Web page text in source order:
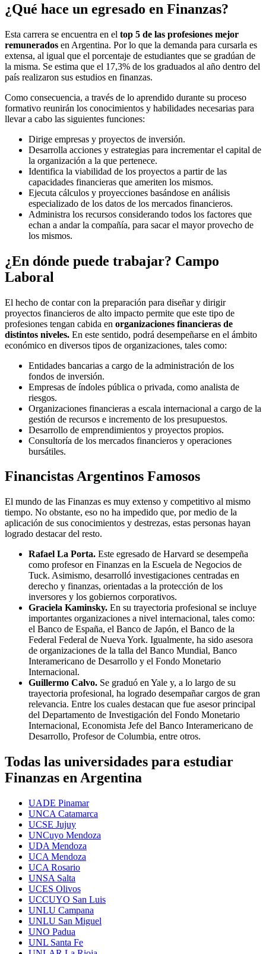
¿Qué hace un egresado en Finanzas?
Esta carrera se encuentra en el top 5 de las profesiones mejor
remunerados en Argentina. Por lo que la demanda para cursarla es
extensa, al igual que el porcentaje de estudiantes que se gradúan de
la misma. Se estima que el 17,3% de los graduados al año dentro del
país realizaron sus estudios en finanzas.
Como consecuencia, a través de lo aprendido durante su proceso
formativo reunirán los conocimientos y habilidades necesarias para
llevar a cabo las siguientes funciones:
Dirige empresas y proyectos de inversión.
Desarrolla acciones y estrategias para incrementar el capital de
la organización a la que pertenece.
Identifica la viabilidad de los proyectos a partir de las
capacidades financieras que ameriten los mismos.
Ejecuta cálculos y proyecciones basándose en análisis
especializado de los datos de los mercados financieros.
Administra los recursos considerando todos los factores que
echan a andar la compañía, para sacar el mayor provecho de
los mismos.
¿En dónde puede trabajar? Campo
Laboral
El hecho de contar con la preparación para diseñar y dirigir
proyectos financieros de alto impacto permite que este tipo de
profesiones tengan cabida en organizaciones financieras de
distintos niveles. En este sentido, podrá desempeñarse en el ámbito
económico en diversos tipos de organizaciones, tales como:
Entidades bancarias a cargo de la administración de los
fondos de inversión.
Empresas de índoles pública o privada, como analista de
riesgos.
Organizaciones financieras a escala internacional a cargo de la
gestión de recursos e incremento de los presupuestos.
Desarrollo de emprendimientos y proyectos propios.
Consultoría de los mercados financieros y operaciones
bursátiles.
Financistas Argentinos Famosos
El mundo de las Finanzas es muy extenso y competitivo al mismo
tiempo. No obstante, eso no ha impedido que, por medio de la
aplicación de sus conocimientos y destrezas, estas personas hayan
logrado destacar del resto.
Rafael La Porta. Este egresado de Harvard se desempeña
como profesor en Finanzas en la Escuela de Negocios de
Tuck. Asimismo, desarrolló investigaciones centradas en
derecho y finanzas, orientadas a la protección de los
inversores y los gobiernos corporativos.
Graciela Kaminsky. En su trayectoria profesional se incluye
importantes organizaciones a nivel internacional, tales como:
el Banco de España, el Banco de Japón, el Banco de la
Federal Federal de Nueva York. Igualmente, ha sido asesora
de organizaciones de la talla del Banco Mundial, Banco
Interamericano de Desarrollo y el Fondo Monetario
Internacional.
Guillermo Calvo. Se graduó en Yale y, a lo largo de su
trayectoria profesional, ha logrado desempañar cargos de gran
relevancia. Entre los cuales destacan que fue asesor principal
del Departamento de Investigación del Fondo Monetario
Internacional, Economista Jefe del Banco Interamericano de
Desarrollo, Profesor de Columbia, entre otros.
Todas las universidades para estudiar
Finanzas en Argentina
UADE Pinamar
UNCA Catamarca
UCSE Jujuy
UNCuyo Mendoza
UDA Mendoza
UCA Mendoza
UCA Rosario
UNSA Salta
UCES Olivos
UCCUYO San Luis
UNLU Campana
UNLU San Miguel
UNO Padua
UNL Santa Fe